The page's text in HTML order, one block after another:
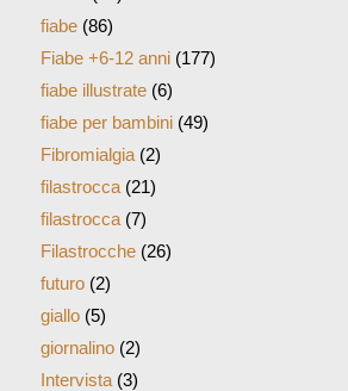
fiabe(86)
Fiabe +6-12 anni(177)
fiabe illustrate(6)
fiabe per bambini(49)
Fibromialgia(2)
filastrocca(21)
filastrocca(7)
Filastrocche(26)
futuro(2)
giallo(5)
giornalino(2)
Intervista(3)